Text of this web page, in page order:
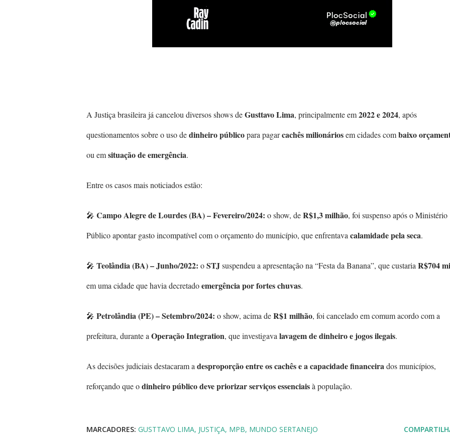
A Justiça brasileira já cancelou diversos shows deGusttavo Lima, principalmente em2022 e 2024, após
questionamentos sobre o uso dedinheiro públicopara pagarcachês milionáriosem cidades combaixo
ou emsituação de emergência.
Entre os casos mais noticiados estão:
🎤 Campo Alegre de Lourdes (BA) – Fevereiro/2024: o show, deR$1,3 milhão, foi suspenso após o Ministério
Público apontar gasto incompatível com o orçamento do município, que enfrentava calamidade pela seca.
🎤 Teolândia (BA) – Junho/2022: oSTJsuspendeu a apresentação na “Festa da Banana”, que custaria R$704
em uma cidade que havia decretadoemergência por fortes chuvas.
🎤 Petrolândia (PE) – Setembro/2024: o show, acima deR$1 milhão, foi cancelado em comum acordo com a
prefeitura, durante a Operação Integration, que investigava lavagem de dinheiro e jogos ilegais.
As decisões judiciais destacaram a desproporção entre os cachês e a capacidade financeirados municípios,
reforçando que odinheiro público deve priorizar serviços essenciaisà população.
MARCADORES: GUSTTAVO LIMA JUSTIÇA MPB MUNDO SERTANEJO